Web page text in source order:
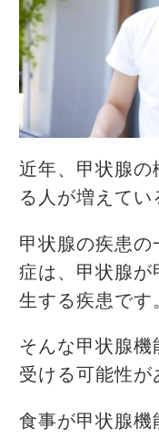
近年、甲状腺の
る人が増えてい
甲状腺の疾患の
症は、甲状腺が
生する疾患です
そんな甲状腺機
受ける可能性が
食事が甲状腺機